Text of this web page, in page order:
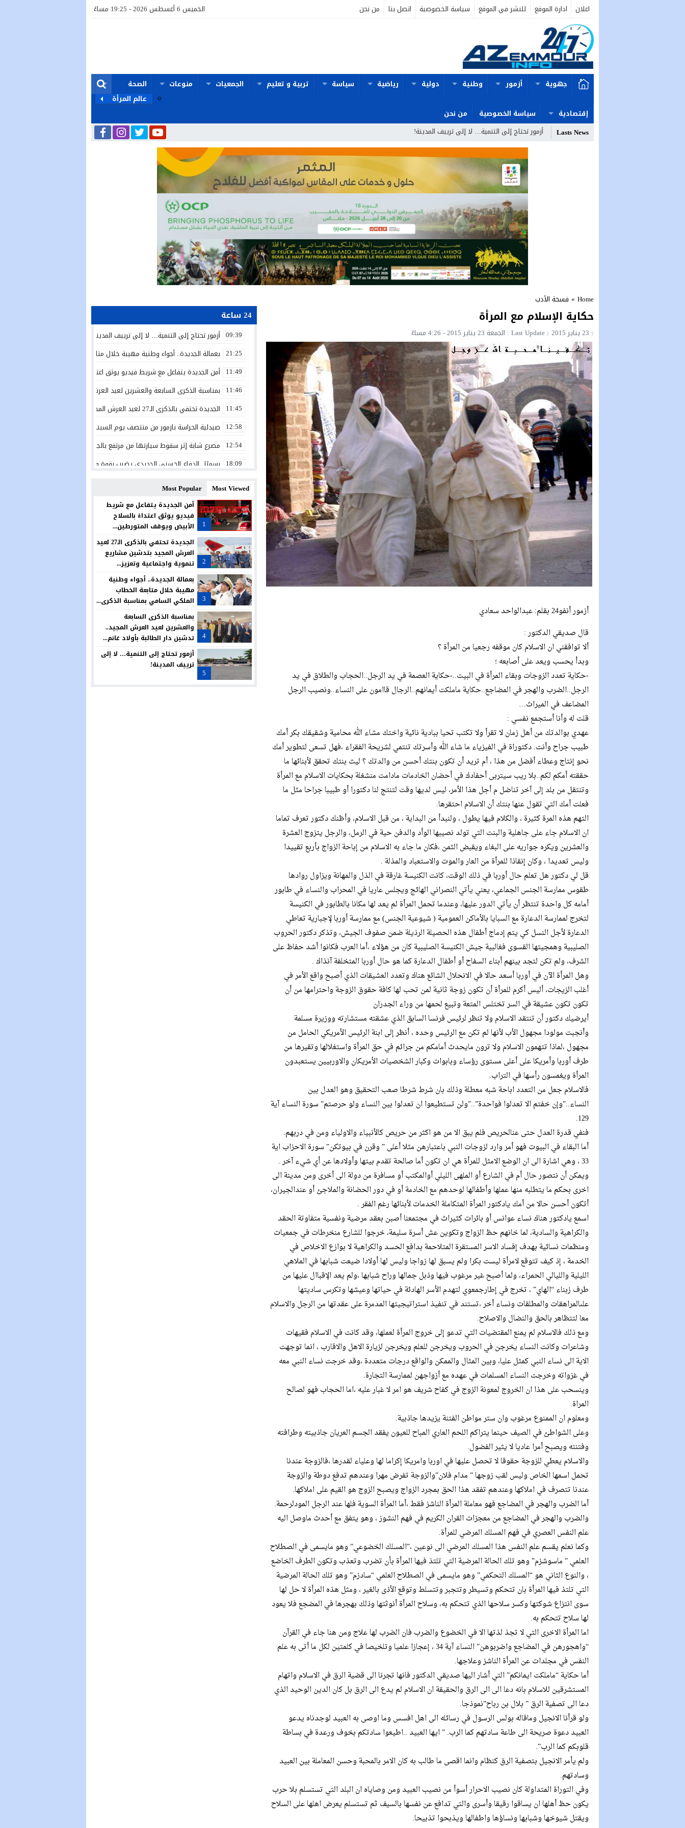
اعلان ادارة الموقع للنشر في الموقع سياسة الخصوصية اتصل بنا من نحن الخميس 6 أغسطس 2026 - 19:25 مساءً
جهوية أزمور وطنية دولية رياضية سياسة تربية و تعليم الجمعيات منوعات
الصحة
عالم المرأة
إقتصادية
سياسة الخصوصية
من نحن
Lasts News
أزمور تحتاج إلى التنمية… لا إلى ترييف المدينة!
Home
» فسحة الأدب
حكاية الإسلام مع المرأة
23 يناير 2015 Last Update : الجمعة 23 يناير 2015 - 4:26 مساءً
أزمور أنفو24 بقلم: عبدالواحد سعادي
قال صديقي الدكتور :
ألا توافقني ان الاسلام كان موقفه رجعيا من المرأة ؟
وبدأ يحسب ويعد على أصابعه ؛
-حكاية تعدد الزوجات وبقاء المرأة في البيت..-حكاية العصمة في يد الرجل..الحجاب والطلاق في يد
الرجل..الضرب والهجر في المضاجع..حكاية ماملكت أيمانهم..الرجال قاامون على النساء..ونصيب الرجل
المضاعف في الميراث…
قلت له وأنا أستجمع نفسي :
عهدي بوالدتك من أهل زمان لا تقرأ ولا تكتب تحيا ببادية نائية واختك مشاء الله محامية وشقيقك بكر أمك
طبيب جراح وأنت. دكتوراة في الفيزياء ما شاء الله وأسرتك تنتمي لشريحة الفقراء ،فهل تسعى لتطوير أمك
نحو إنتاج وعطاء أفضل من هذا ، أم تريد أن تكون بنتك أحسن من والدتك ؟ ليث بنتك تحقق لأبنائها ما
حققته أمكم لكم..بلا ريب سيتربى أحفادك في أحضان الخادمات مادامت منشغلة بحكايات الاسلام مع المرأة
وتنتقل من بلد إلى آخر تناضل م أجل هذا الأمر، ليس لديها وقت لتنتج لنا دكتورا أو طبيبا جراحا مثل ما
فعلت أمك التي تقول عنها بنتك أن الاسلام احتقرها.
التهم هذه المرة كثيرة ، والكلام فيها يطول ، ولنبدأ من البداية ، من قبل الاسلام، وأظنك دكتور تعرف تماما
ان الاسلام جاء على جاهلية والبنت التي تولد نصيبها الوأد والدفن حية في الرمل، والرجل يتزوج العشرة
والعشرين ويكره جواريه على البغاء ويقبض الثمن ،فكان ما جاء به الاسلام من إباحة الزواج بأربع تقييدا
وليس تعديدا ، وكان إنقاذا للمرأة من العار والموت والاستعباد والمذلة .
قل لي دكتور هل تعلم حال أوربا في ذلك الوقت، كانت الكنيسة غارقة في الذل والمهانة ويزاول روادها
طقوس ممارسة الجنس الجماعي، يعني يأتي النصراني الهائج ويجلس عاريا في المحراب والنساء في طابور
أمامه كل واحدة تنتظر أن يأتي الدور عليها، وعندما تحمل المرأة لم يعد لها مكانا بالطابور في الكنيسة
لتخرج لممارسة الدعارة مع السبايا بالأماكن العمومية ( شيوعية الجنس) مع ممارسة أوربا لإجبارية تعاطي
الدعارة لأجل النسل كي يتم إدماج أطفال هذه الحصيلة الرذيلة ضمن صفوف الجيش، وتذكر دكتور الحروب
الصليبية وهمجيتها القسوى فغالبية جيش الكنيسة الصليبية كان من هؤلاء ،أما العرب فكانوا أشد حفاظ على
الشرف، ولم تكن لتجد بينهم أبناء السفاح أو أطفال الدعارة كما هو حال أوربا المتخلفة آنذاك .
وهل المرأة الآن في أوربا أسعد حالا في الانحلال الشائع هناك وتعدد العشيقات الذي أصبح واقع الأمر في
أغلب الزيجات، أليس أكرم للمرأة أن تكون زوجة ثانية لمن تحب لها كافة حقوق الزوجة واحترامها من أن
تكون تكون عشيقة في السر تختلس المتعة وتبيع لحمها من وراء الجدران
أيرضيك دكتور أن تنتقد الاسلام ولا تنظر لرئيس فرنسا السابق الذي عشقته مستشارته ووزيرة مسلمة
وأنجبت مولودا مجهول الأب لأنها لم تكن مع الرئيس وحده ، أنظر إلى ابنة الرئيس الأمريكي الحامل من
مجهول ،لماذا تتهمون الاسلام ولا ترون مايحدث أمامكم من جرائم في حق المرأة واستغلالها وتقيرها من
طرف أوربا وأمريكا على أعلى مستوى رؤساء وبابوات وكبار الشخصيات الأمريكان والاوربيين يستعبدون
المرأة ويغمسون رأسها في التراب.
فالاسلام جعل من التعدد اباحة شبه معطلة وذلك بان شرط شرطا صعب التحقيق وهو العدل بين
النساء..”وإن خفتم الا تعدلوا فواحدة”..”ولن تستطيعوا ان تعدلوا بين النساء ولو حرصتم” سورة النساء آية
129.
فنفي قدرة العدل حتى عنالحريص فلم يبق الا من هو اكثر من حريص كالأنبياء والاولياء ومن في دربهم.
أما البقاء في البيوت فهو أمر وارد لزوجات النبي باعتبارهن مثلا أعلى ” وقرن في بيوتكن” سورة الاحزاب اية
33 ، وهي اشارة الى ان الوضع الامثل للمرأة هي ان تكون أما صالحة تقدم بيتها وأولادها عن أي شيء آخر .
ويمكن أن نتصور حال أم في الشارع أو الملهى الليلي أوالمكتب أو مسافرة من دولة الى أخرى ومن مدينة الى
اخرى بحكم ما يتطلبه منها عملها وأطفالها لوحدهم مع الخادمة أو في دور الحضانة والملاجئ أو عندالجيران،
أتكون أحسن حالا من أمك يادكتور المرأة المتكاملة الخدمات لأبنائها رغم الفقر .
اسمع يادكتور هناك نساء عوانس أو بائرات كثيراث في مجتمعنا أصبن بعقد مرضية ونفسية متفاوتة الحقد
والكراهية والسادية، لما خانهم حظ الزواج وتكوين عش أسرة سليمة، خرجوا للشارع منخرطات في جمعيات
ومنظمات نسائية بهدف إفساد الاسر المستقرة المتلاحمة بدافع الحسد والكراهية لا بوازع الاخلاص في
الخدمة ، إذ كيف تتوقع لامرأة ليست بكرا ولم يسبق لها زواجا وليس لها أولادا ضيعت شبابها في الملاهي
الليلية والليالي الحمراء، ولما أصبح غير مرغوب فيها وذبل جمالها وراح شبابها ،ولم يعد الإقباال عليها من
طرف زبناء “الهاي” ، تخرج في إطارجمعوي لتهدم الأسر الهادئة في حياتها وعيشها وتكرس ساديتها
علىالمراهقات والمطلقات ونساء أخر ،تستند في تنفيذ استراتيجيتها المدمرة على عقدتها من الرجل والاسلام
معا لتتظاهر بالحق والنضال والاصلاح.
ومع ذلك فالاسلام لم يمنع المقتضيات التي تدعو إلى خروج المرأة لعملها، وقد كانت في الاسلام فقيهات
وشاعرات وكانت النساء يخرجن في الحروب ويخرجن للعلم ويخرجن لزيارة الاهل والاقارب ، انما توجهت
الاية الى نساء النبي كمثل عليا، وبين المثال والممكن والواقع درجات متعددة ،وقد خرجت نساء النبي معه
في غزواته وخرجت النساء المسلمات في عهده مع أزواجهن لممارسة التجارة.
وينسحب على هذا ان الخروج لمعونة الزوج في كفاح شريف هو امر لا غبار عليه ،اما الحجاب فهو لصالح
المراة.
ومعلوم ان الممنوع مرغوب وان ستر مواطن الفتنة يزيدها جاذبية.
وعلى الشواطئ في الصيف حينما يتراكم اللحم العاري المباح للعيون يفقد الجسم العريان جاذبيته وطرافته
وفتنته ويصبح أمرا عاديا لا يثير الفضول.
والاسلام يعطي للزوجة حقوقا لا تحصل عليها في اوربا وامريكا إكراما لها وعلياء لقدرها ،فالزوجة عندنا
تحمل اسمها الخاص وليس لقب زوجها ” مدام فلان”والزوجة تفرض مهرا وعندهم تدفع دوطة والزوجة
عندنا تتصرف في املاكها وعندهم تفقد هذا الحق بمجرد الزواج ويصبح الزوج هو القيم على املاكها.
أما الضرب والهجر في المضاجع فهو معاملة المرأة الناشز فقط ،أما المرأة السوية فلها عند الرجل المودلرحمة.
والضرب والهجر في المضاجع من معجزات القران الكريم في فهم النشوز ، وهو يتفق مع أحدث ماوصل اليه
علم النفس العصري في فهم المسلك المرضي للمرأة.
وكما نعلم يقسم علم النفس هذا المسلك المرضي الى نوعين ،”المسلك الخضوعي” وهو مايسمى في الصطلاح
العلمي ” ماسوشزم” وهو تلك الحالة المرضية التي تلتذ فيها المرأة بأن تضرب وتعذب وتكون الطرف الخاضع
، والنوع الثاني هو “المسلك التحكمي” وهو مايسمى في الصطلاح العلمي “سادزم” وهو تلك الحالة المرضية
التي تلتذ فيها المرأة بان تتحكم وتسيطر وتتجبر وتتسلط وتوقع الأذى بالغير ، ومثل هذه المرأة لا حل لها
سوى انتزاع شوكتها وكسر سلاحها الذي تتحكم به، وسلاح المرأة أنوثتها وذلك بهجرها في المضجع فلا يعود
لها سلاح تتحكم به.
اما المرأة الاخرى التي لا تجذ لذتها الا في الخضوع والضرب فان الضرب لها علاج ومن هنا جاء في القرآن
“واهجورهن في المضاجع واضربوهن” النساء آية 34 ، إعجازا علميا وتلخيصا في كلمتين لكل ما أتى به علم
النفس في مجلدات عن المرأة الناشز وعلاجها.
أما حكاية “ماملكت ايمانكم” التي أشار اليها صديقي الدكتور فانها تجرنا الى قضية الرق في الاسلام واتهام
المستشرقين للاسلام بانه دعا الى الى الرق والحقيقة ان الاسلام لم يدع الى الرق بل كان الدين الوحيد الذي
دعا الى تصفية الرق ” بلال بن رباح”نموذجا.
ولو قرأنا الانجيل وماقاله بولس الرسول في رسائله الى اهل افسس وما اوصى به العبيد لوجدناه يدعو
العبيد دعوة صريحة الى طاعة سادتهم كما الرب. ” ايها العبيد ..اطيعوا سادتكم بخوف ورعدة في بساطة
قلوبكم كما الرب”.
ولم يأمر الانجيل بتصفية الرق كنظام وانما اقصى ما طالب به كان الامر بالمحبة وحسن المعاملة بين العبيد
وسادتهم.
وفي التوراة المتداولة كان نصيب الاحرار أسوأ من نصيب العبيد ومن وصاياه ان البلد التي تستسلم بلا حرب
يكون حظ أهلها ان يساقوا رقيقا وأسرى والتي تدافع عن نفسها بالسيف ثم تستسلم يعرض اهلها على السلاح
ويقتل شيوخها وشبابها ونساؤها واطفالها ويذبحوا تذبيحا.
24 ساعة
09:39 أزمور تحتاج إلى التنمية… لا إلى ترييف المدينة!
21:25 بعمالة الجديدة.. أجواء وطنية مهيبة خلال متابعة الخطاب الملكي السامي بمناسبة الذكرى الـ27
11:49 أمن الجديدة يتفاعل مع شريط فيديو يوثق اعتداءً بالسلاح الأبيض ويوقف
11:46 بمناسبة الذكرى السابعة والعشرين لعيد العرش المجيد.. تدشين دار الطالبة
11:45 الجديدة تحتفي بالذكرى الـ27 لعيد العرش المجيد بتدشين مشاريع تنموية واجتماعية وتعزيز مبادرات الإدماج
12:58 صيدلية الحراسة بازمور من منتصف يوم السبت 25يوليوز الى غاية منتصف يوم السبت 1 غشت 2026
12:54 مصرع شابة إثر سقوط سيارتها من مرتفع بالجرف الأصفر
18:09 رسميًا.. الدفاع الحسني الجديدي يضرب بقوة ويتعاقد مع البرتغالي ريكاردو شيو
11:32 المديرية الإقليمية بالجديدة تحتفي بالتميز في حفل سنوي لتكريم المتفوقين
20:01 الكلاب الضالة تؤرق ساكنة حي الوفاق بأزمور.. مطالب بتدخل عاجل وحل جذري
12:57 مجلس آزمور يصادق بالإجماع على تمديد عقد تدبير قطاع النظافة.. ودعوات
23:11 المغرب يواصل رفع راية العرب وإفريقيا عاليًا في الولايات المتحدة الأمريكية
23:07 في عملية مباغتة.. مفوضية شرطة أزمور تفكك بؤرة لترويج المخدرات وتحجز
08:58 قريبا افتتاح مركز جديد للدرك الملكي بسيدي علي بن حمدوش… خطوة تعزز
Most Viewed
Most Popular
1
أمن الجديدة يتفاعل مع شريط
فيديو يوثق اعتداءً بالسلاح
الأبيض ويوقف المتورطين...
2
الجديدة تحتفي بالذكرى الـ27 لعيد
العرش المجيد بتدشين مشاريع
تنموية واجتماعية وتعزيز...
3
بعمالة الجديدة.. أجواء وطنية
مهيبة خلال متابعة الخطاب
الملكي السامي بمناسبة الذكرى...
4
بمناسبة الذكرى السابعة
والعشرين لعيد العرش المجيد..
تدشين دار الطالبة بأولاد غانم...
5
أزمور تحتاج إلى التنمية… لا إلى
ترييف المدينة!